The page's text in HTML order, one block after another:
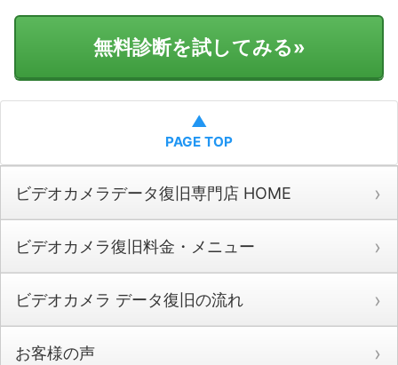
無料診断を試してみる»
▲
PAGE TOP
ビデオカメラデータ復旧専門店 HOME
ビデオカメラ復旧料金・メニュー
ビデオカメラ データ復旧の流れ
お客様の声